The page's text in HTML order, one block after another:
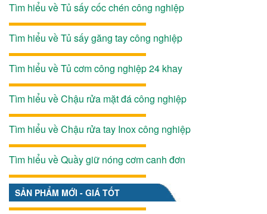
Tìm hiểu về Tủ sấy cốc chén công nghiệp
Tìm hiểu về Tủ sấy găng tay công nghiệp
Tìm hiểu về Tủ cơm công nghiệp 24 khay
Tìm hiểu về Chậu rửa mặt đá công nghiệp
Tìm hiểu về Chậu rửa tay Inox công nghiệp
Tìm hiểu về Quầy giữ nóng cơm canh đơn
SẢN PHẨM MỚI - GIÁ TỐT